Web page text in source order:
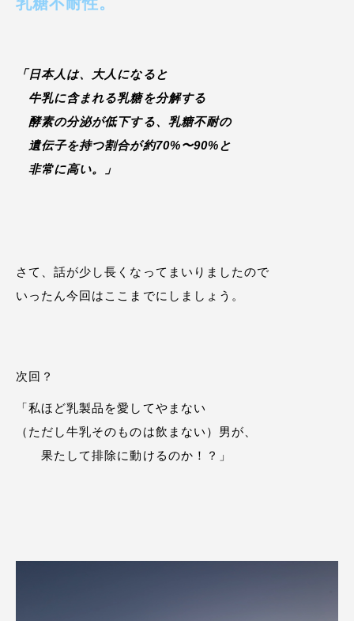
「日本人は、大人になると
牛乳に含まれる乳糖を分解する
酵素の分泌が低下する、乳糖不耐の
遺伝子を持つ割合が約70%〜90%と
非常に高い。」
さて、話が少し長くなってまいりましたので
いったん今回はここまでにしましょう。
次回？
「私ほど乳製品を愛してやまない
（ただし牛乳そのものは飲まない）男が、
果たして排除に動けるのか！？」